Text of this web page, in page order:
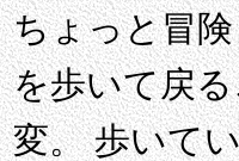
ちょっと冒
を歩いて戻
変。 歩いて